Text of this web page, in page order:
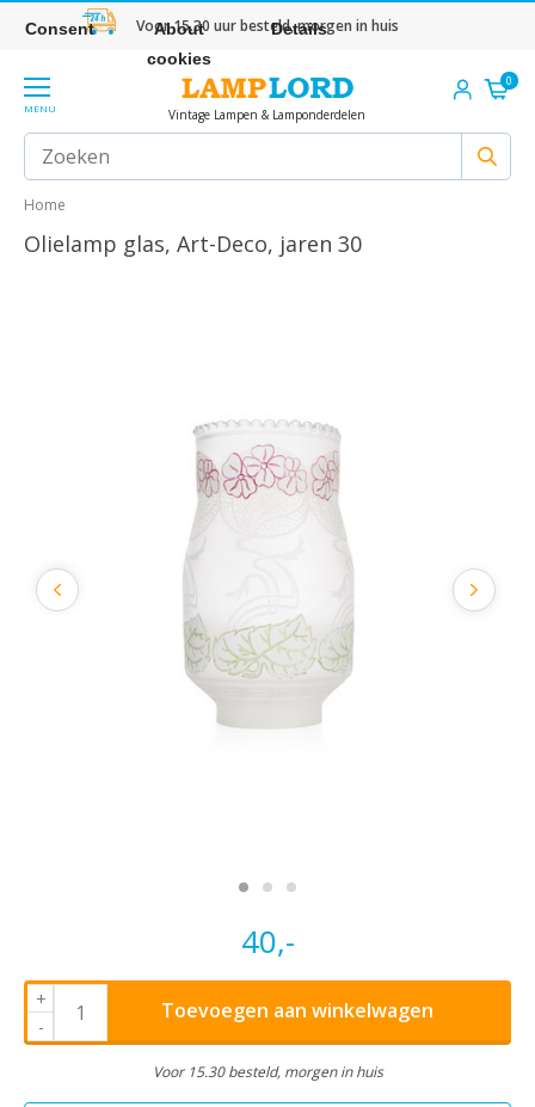
Voor 15.30 uur besteld, morgen in huis
MENU Vintage Lampen & Lamponderdelen
0
Home
Olielamp glas, Art-Deco, jaren 30
40,-
+
-
Toevoegen aan winkelwagen
Voor 15.30 besteld, morgen in huis
Consent
About
cookies
Details